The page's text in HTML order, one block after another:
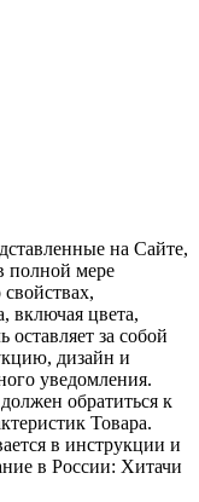
на Сайте,
полной мере
включая цвета,
за собой
дизайн и
уведомления.
обратиться к
Товара.
в инструкции и
в России: Хитачи